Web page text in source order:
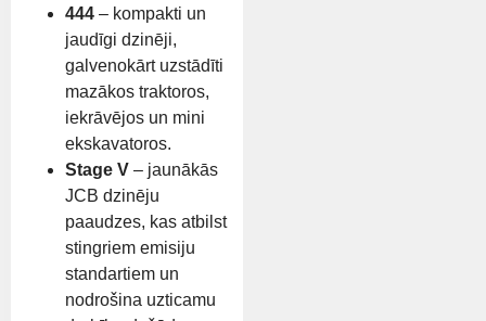
444 – kompakti un
jaudīgi dzinēji,
galvenokārt uzstādīti
mazākos traktoros,
iekrāvējos un mini
ekskavatoros.
Stage V – jaunākās
JCB dzinēju
paaudzes, kas atbilst
stingriem emisiju
standartiem un
nodrošina uzticamu